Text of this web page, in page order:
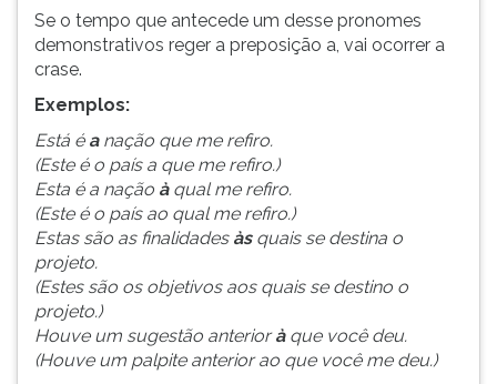
Se o tempo que antecede um desse pronomes
demonstrativos reger a preposição a, vai ocorrer a
crase.
Exemplos:
Está é anação que me refiro.
(Este é o país a que me refiro.)
Esta é a nação àqual me refiro.
(Este é o país ao qual me refiro.)
Estas são as finalidades àsquais se destina o
projeto.
(Estes são os objetivos aos quais se destino o
projeto.)
Houve um sugestão anterioràque você deu.
(Houve um palpite anterior ao que você me deu.)